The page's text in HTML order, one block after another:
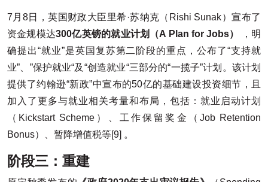
7月8日，英国财政大臣里希·苏纳克（Rishi Sunak）宣布了
资金规模达300亿英镑的就业计划（A Plan for Jobs）
，明
确提出“就业”是英国复苏第二阶段的重点，公布了“支持就
业”、”保护就业“及“创造就业“三部分的“一揽子”计划。该计划
提供了约翰逊“新政”中宣布的50亿的基础建设投资细节，且
加入了更多与就业相关考量和布局，包括：就业启动计划
（Kickstart Scheme）、工作保留奖金（Job Retention
Bonus）、暂降增值税等[9] 。
阶段三：重建